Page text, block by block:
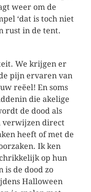
weer om de
‘dat is toch niet
rust in de tent.
We krijgen er
pijn ervaren van
reëel! En soms
die akelige
de dood als
verwijzen direct
heeft of met de
Ik ken
op hun
is de dood zo
Halloween